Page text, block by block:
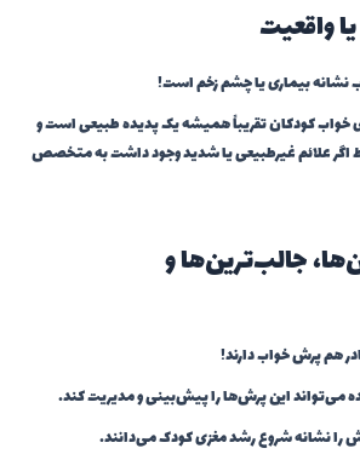
واقعیت
بیماری یا چشم زخم است!
خواب کودکان تقریباً همیشه یک پدیده طبیعی است و
اگر علائم غیرطبیعی یا شدید وجود داشت به متخصص
جالب‌ترین‌ها و
هم پرش خواب دارند!
این پرش‌ها را پیش‌بینی و مدیریت کند.
را نشانه شروع رشد مغزی کودک می‌دانند.